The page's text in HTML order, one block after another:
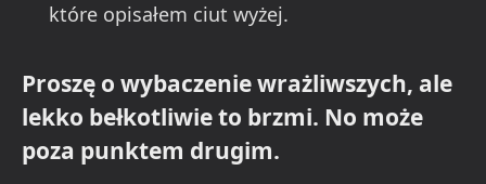
które opisałem ciut wyżej.
Proszę o wybaczenie wrażliwszych, ale
lekko bełkotliwie to brzmi. No może
poza punktem drugim.